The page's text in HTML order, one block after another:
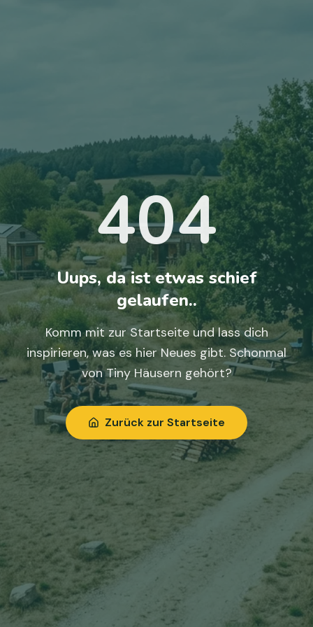
404
Uups, da ist etwas schief
gelaufen..
Komm mit zur Startseite und lass dich
inspirieren, was es hier Neues gibt. Schonmal
von Tiny Häusern gehört?
Zurück zur Startseite